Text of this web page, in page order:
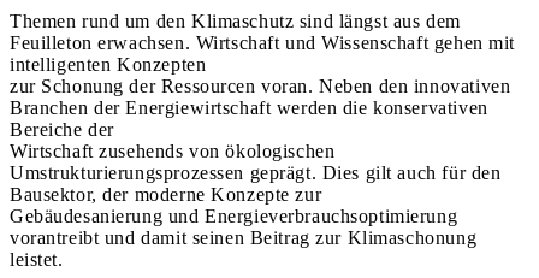
Themen rund um den Klimaschutz sind längst aus dem
Feuilleton erwachsen. Wirtschaft und Wissenschaft gehen mit
intelligenten Konzepten
zur Schonung der Ressourcen voran. Neben den innovativen
Branchen der Energiewirtschaft werden die konservativen
Bereiche der
Wirtschaft zusehends von ökologischen
Umstrukturierungsprozessen geprägt. Dies gilt auch für den
Bausektor, der moderne Konzepte zur
Gebäudesanierung und Energieverbrauchsoptimierung
vorantreibt und damit seinen Beitrag zur Klimaschonung
leistet.